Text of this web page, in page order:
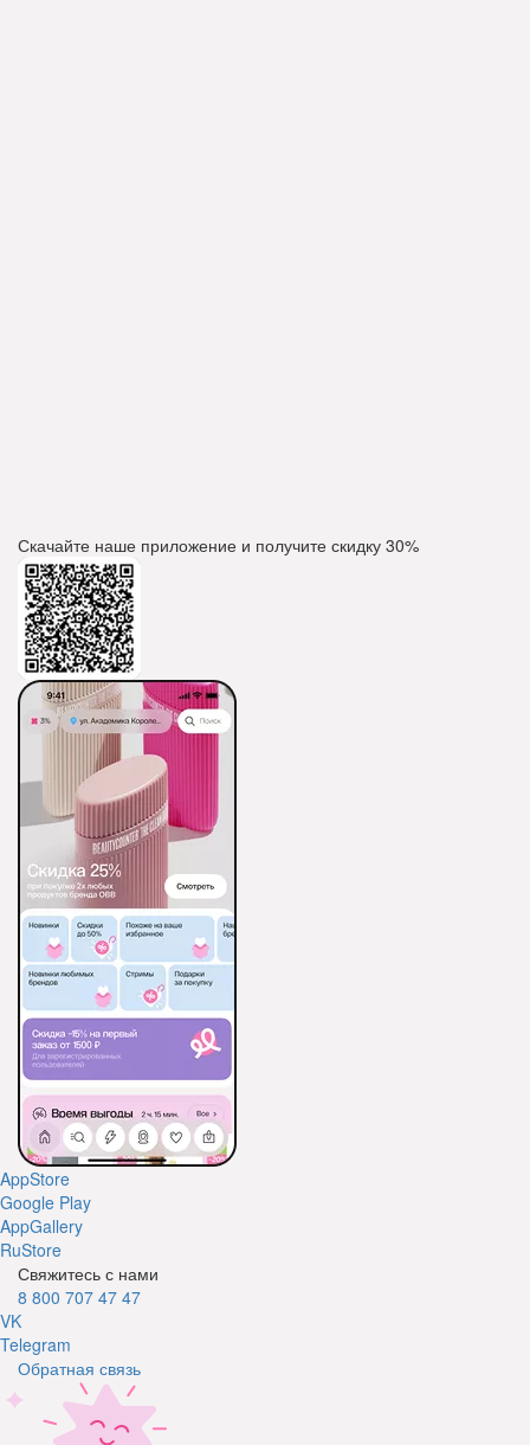
Скачайте наше приложение и получите скидку 30%
AppStore
Google Play
AppGallery
RuStore
Свяжитесь с нами
8 800 707 47 47
VK
Telegram
Обратная связь